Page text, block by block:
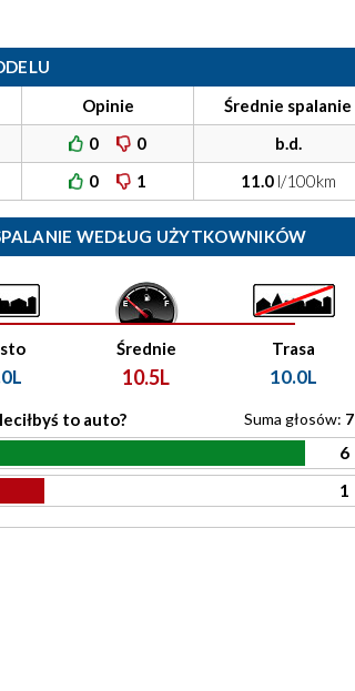
Opinie
Średnie spalanie
0 0
b.d.
0 1 11.0l/100km
WEDŁUG UŻYTKOWNIKÓW
Średnie
10.5L
Trasa
10.0L
to auto? Suma głosów: 7
6
1